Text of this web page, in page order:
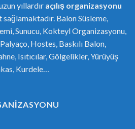
yıllardır açılış organizasyonu
sağlamaktadır. Balon Süsleme,
Sunucu, Kokteyl Organizasyonu,
Hostes, Baskılı Balon,
Isıtıcılar, Gölgelikler, Yürüyüş
Kurdele…